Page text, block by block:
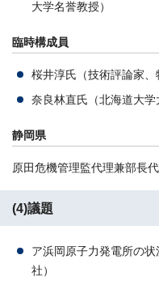
大学名誉教授）
臨時構成員
桜井淳氏（技術評論家、
奈良林直氏（北海道大学
静岡県
原田危機管理監代理兼部長
(4)議題
ア浜岡原子力発電所の
社）